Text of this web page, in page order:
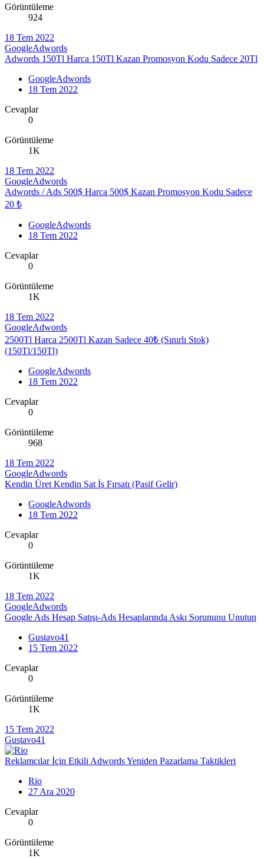
Görüntüleme
924
18 Tem 2022
GoogleAdwords
Adwords 150Tl Harca 150Tl Kazan Promosyon Kodu Sadece 20Tl
GoogleAdwords
18 Tem 2022
Cevaplar
0
Görüntüleme
1K
18 Tem 2022
GoogleAdwords
Adwords / Ads 500$ Harca 500$ Kazan Promosyon Kodu Sadece
20 ₺
GoogleAdwords
18 Tem 2022
Cevaplar
0
Görüntüleme
1K
18 Tem 2022
GoogleAdwords
2500Tl Harca 2500Tl Kazan Sadece 40₺ (Sınırlı Stok)
(150Tl/150Tl)
GoogleAdwords
18 Tem 2022
Cevaplar
0
Görüntüleme
968
18 Tem 2022
GoogleAdwords
Kendin Üret Kendin Sat İş Fırsatı (Pasif Gelir)
GoogleAdwords
18 Tem 2022
Cevaplar
0
Görüntüleme
1K
18 Tem 2022
GoogleAdwords
Google Ads Hesap Satışı-Ads Hesaplarında Askı Sorununu Unutun
Gustavo41
15 Tem 2022
Cevaplar
0
Görüntüleme
1K
15 Tem 2022
Gustavo41
Reklamcılar İçin Etkili Adwords Yeniden Pazarlama Taktikleri
Rio
27 Ara 2020
Cevaplar
0
Görüntüleme
1K